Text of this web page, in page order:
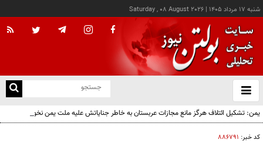
شنبه ۱۷ مرداد ۱۴۰۵ |
Saturday , 08 August 2026
باز
و
یمن: تشکیل ائتلاف هرگز مانع مجازات عربستان به خاطر جنایاتش علیه ملت یمن نخواهد شد
کد خبر: ۸۸۶۷۹۱